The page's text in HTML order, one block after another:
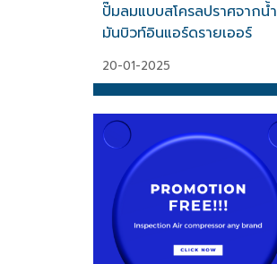
ปั๊มลมแบบสโครลปราศจากน้ำ
มันบิวท์อินแอร์ดรายเออร์
20-01-2025